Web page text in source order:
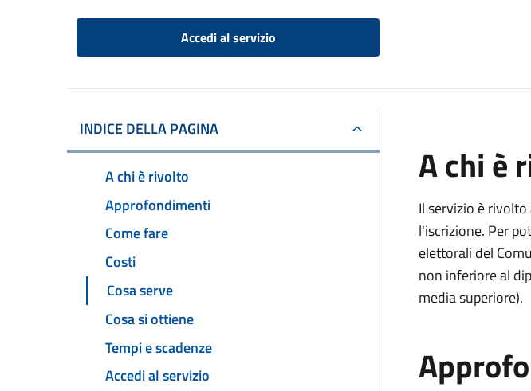
Accedi al servizio
INDICE DELLA PAGINA
A chi è rivolto
Approfondimenti
Come fare
Costi
Cosa serve
Cosa si ottiene
Tempi e scadenze
Accedi al servizio
A chi è
Il servizio è
l'iscrizione. Per
elettorali del
non inferiore al
media superiore).